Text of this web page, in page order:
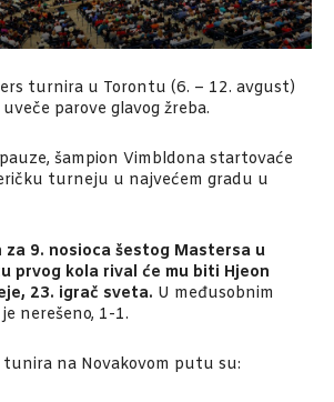
turnira u Torontu (6. – 12. avgust)
parove glavog žreba.
šampion Vimbldona startovaće
turneju u najvećem gradu u
za 9. nosioca šestog Mastersa u
prvog kola rival će mu biti Hjeon
23. igrač sveta. U međusobnim
nerešeno, 1-1.
tunira na Novakovom putu su: